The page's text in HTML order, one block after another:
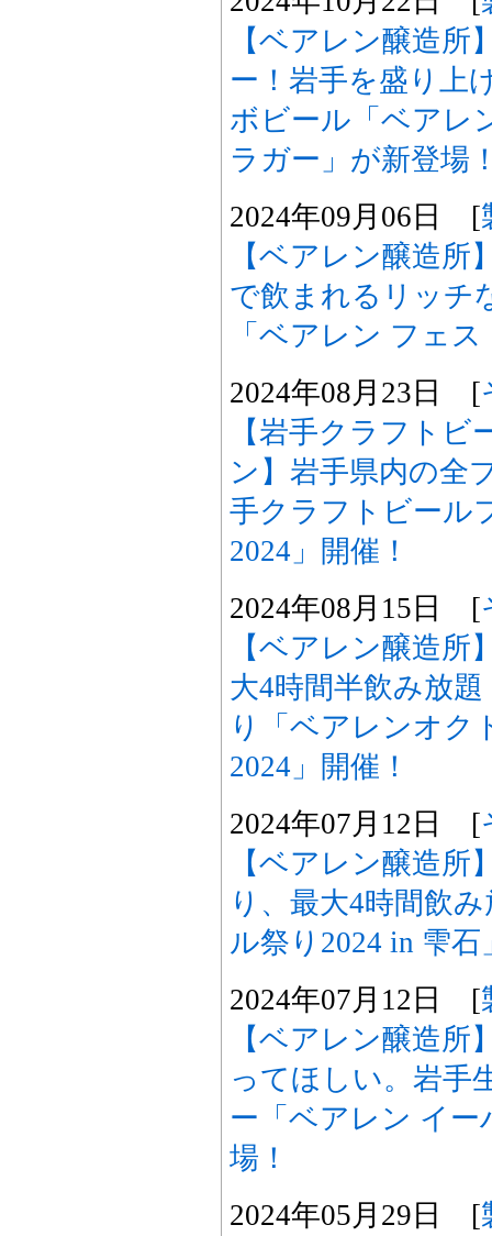
【ベアレン醸造所
ー！岩手を盛り上
ボビール「ベア
ラガー」が新登場
2024年09月06日 [
【ベアレン醸造所
で飲まれるリッチ
「ベアレン フェ
2024年08月23日 [
【岩手クラフト
ン】岩手県内の全
手クラフトビール
2024」開催！
2024年08月15日 [
【ベアレン醸造
大4時間半飲み放
り「ベアレンオク
2024」開催！
2024年07月12日 [
【ベアレン醸造所
り、最大4時間飲
ル祭り2024 in 雫石
2024年07月12日 [
【ベアレン醸造
ってほしい。岩手
ー「ベアレン イ
場！
2024年05月29日 [